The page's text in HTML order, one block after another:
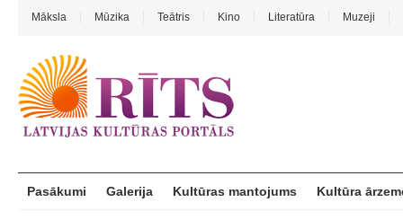
Māksla Mūzika Teātris Kino Literatūra Muzeji
Pasākumi Galerija Kultūras mantojums Kultūra